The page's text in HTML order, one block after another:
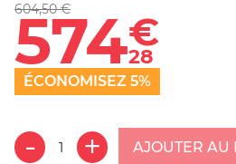
604,50 €
574€
28
ÉCONOMISEZ 5%
AJOUTER AU